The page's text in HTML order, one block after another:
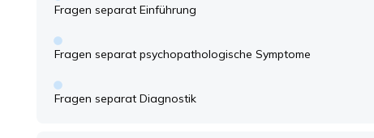
Fragen separat Einführung
Fragen separat psychopathologische Symptome
Fragen separat Diagnostik